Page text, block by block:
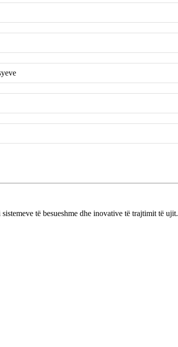
të besueshme dhe inovative të trajtimit të ujit.